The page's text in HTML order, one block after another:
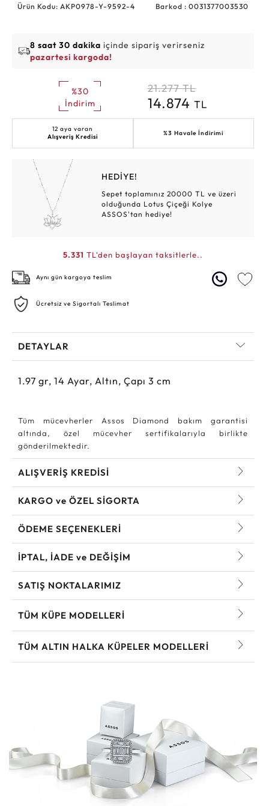
Ürün Kodu: AKP0978-Y-9592-4 Barkod : 0031377003530
8 saat 30 dakika içinde sipariş verirseniz
pazartesi kargoda!
%30
İndirim
21.277 TL
14.874 TL
12 aya varan
Alışveriş Kredisi
%3 Havale İndirimi
HEDİYE!
Sepet toplamınız 20000 TL ve üzeri
olduğunda Lotus Çiçeği Kolye
ASSOS'tan hediye!
5.331 TL'den başlayan taksitlerle..
Aynı gün kargoya teslim
Ücretsiz ve Sigortalı Teslimat
DETAYLAR
1.97 gr, 14 Ayar, Altın, Çapı 3 cm
Tüm mücevherler Assos Diamond bakım garantisi
altında, özel mücevher sertifikalarıyla birlikte
gönderilmektedir.
ALIŞVERİŞ KREDİSİ
KARGO ve ÖZEL SİGORTA
ÖDEME SEÇENEKLERİ
İPTAL, İADE ve DEĞİŞİM
SATIŞ NOKTALARIMIZ
TÜM KÜPE MODELLERI
TÜM ALTIN HALKA KÜPELER MODELLERI